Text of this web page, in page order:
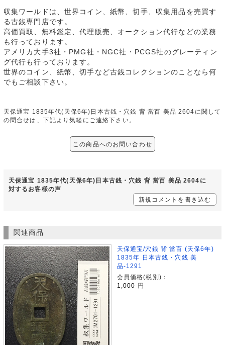
収集ワールドは、世界コイン、紙幣、切手、収集用品を売買す
る古銭専門店です。
高価買取、無料鑑定、代理販売、オークション代行などの業務
も行っております。
アメリカ大手3社・PMG社・NGC社・PCGS社のグレーティン
グ代行も行っております。
世界のコイン、紙幣、切手など古銭コレクションのことなら何
でもご相談下さい。
天保通宝 1835年代(天保6年)日本古銭・穴銭 背 當百 美品 2604に関して
の問合せは、下記より気軽にご連絡下さい。
この商品へのお問い合わせ
天保通宝 1835年代(天保6年)日本古銭・穴銭 背 當百 美品 2604に
対するお客様の声
新規コメントを書き込む
関連商品
天保通宝/穴銭 背 當百 (天保6年)
1835年 日本古銭・穴銭 美
品-1291
会員価格(税別)：
1,000
円